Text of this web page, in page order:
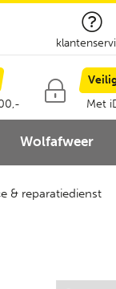
Met
Wolfafweer
& reparatiedienst